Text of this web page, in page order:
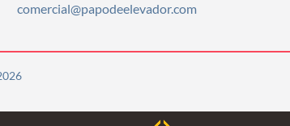
comercial@papodeelevador.com